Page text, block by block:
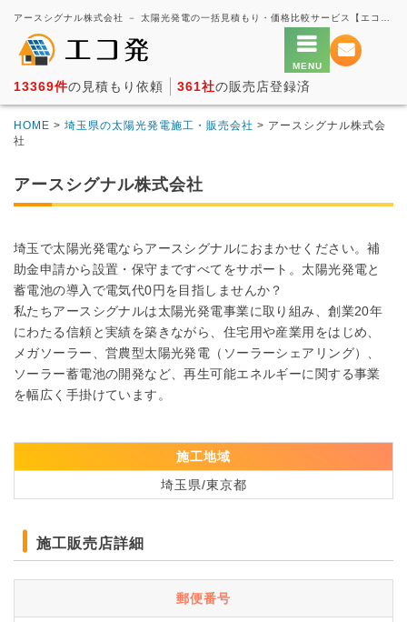
13369件の見積もり依頼 361社の販売店登録済
HOME > 埼玉県の太陽光発電施工・販売会社 > アースシグナル株式会
社
アースシグナル株式会社
埼玉で太陽光発電ならアースシグナルにおまかせください。補
助金申請から設置・保守まですべてをサポート。太陽光発電と
蓄電池の導入で電気代0円を目指しませんか？
私たちアースシグナルは太陽光発電事業に取り組み、創業20年
にわたる信頼と実績を築きながら、住宅用や産業用をはじめ、
メガソーラー、営農型太陽光発電（ソーラーシェアリング）、
ソーラー蓄電池の開発など、再生可能エネルギーに関する事業
を幅広く手掛けています。
施工地域
埼玉県/東京都
施工販売店詳細
郵便番号